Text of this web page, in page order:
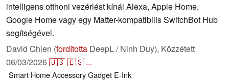
intelligens otthoni vezérlést kínál Alexa, Apple Home,
Google Home vagy egy Matter-kompatibilis SwitchBot Hub
segítségével.
David Chien (fordította DeepL / Ninh Duy), Közzétett
06/03/2026🇺🇸🇪🇸 ...
Smart HomeAccessoryGadget E-Ink